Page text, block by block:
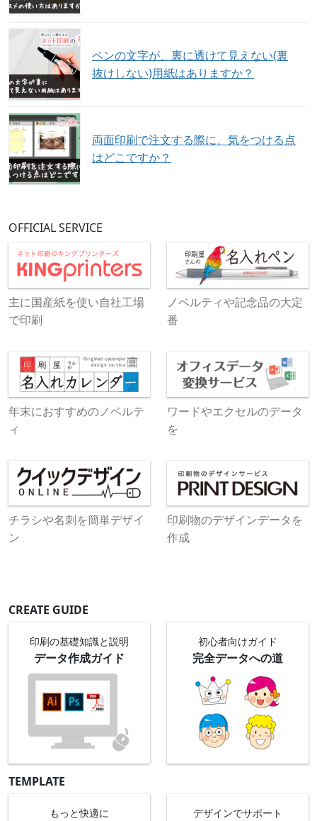
ペンの文字が、裏に透けて見えない(裏
抜けしない)用紙はありますか？
両面印刷で注文する際に、気をつける点
はどこですか？
OFFICIAL SERVICE
主に国産紙を使い自社工場
で印刷
ノベルティや記念品の大定
番
年末におすすめのノベルテ
ィ
ワードやエクセルのデータ
を
チラシや名刺を簡単デザイ
ン
印刷物のデザインデータを
作成
CREATE GUIDE
印刷の基礎知識と説明
データ作成ガイド
初心者向けガイド
完全データへの道
TEMPLATE
もっと快適に
デザインでサポート